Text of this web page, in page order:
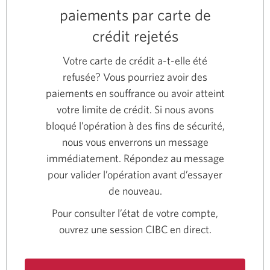
paiements par carte de
crédit rejetés
Votre carte de crédit a-t-elle été
refusée? Vous pourriez avoir des
paiements en souffrance ou avoir atteint
votre limite de crédit. Si nous avons
bloqué l’opération à des fins de sécurité,
nous vous enverrons un message
immédiatement. Répondez au message
pour valider l’opération avant d’essayer
de nouveau.
Pour consulter l’état de votre compte,
ouvrez une session CIBC en direct.